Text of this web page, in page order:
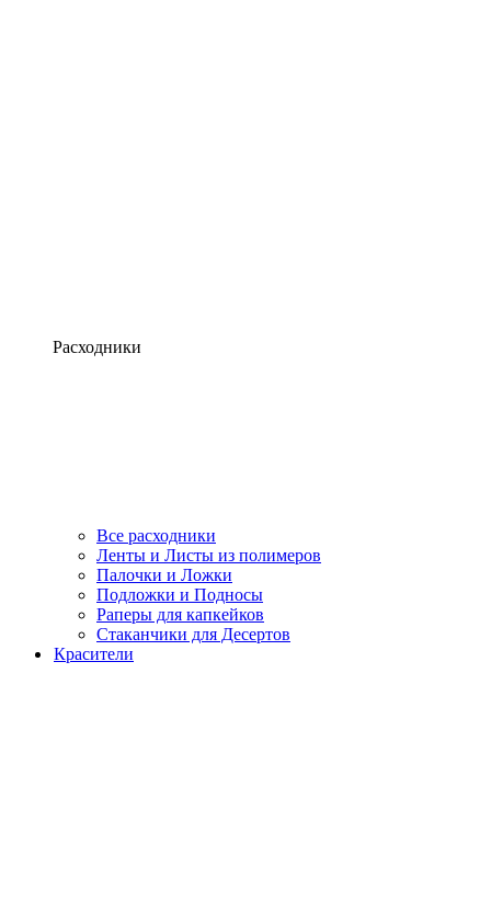
Расходники
Все расходники
Ленты и Листы из полимеров
Палочки и Ложки
Подложки и Подносы
Раперы для капкейков
Стаканчики для Десертов
Красители